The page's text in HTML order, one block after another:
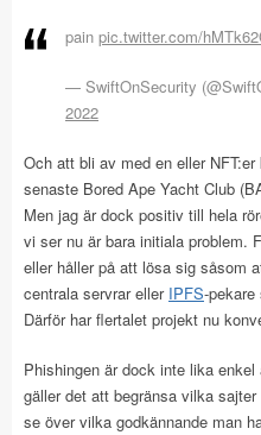
pain pic.twitter.com/
— SwiftOnSecurity
2022
Och att bli av med en eller
senaste Bored Ape Yacht Club
Men jag är dock positiv till hela
vi ser nu är bara initiala problem.
eller håller på att lösa sig såsom
centrala servrar eller IPFS-
Därför har flertalet projekt nu
Phishingen är dock inte lika
gäller det att begränsa vilka
se över vilka godkännande man